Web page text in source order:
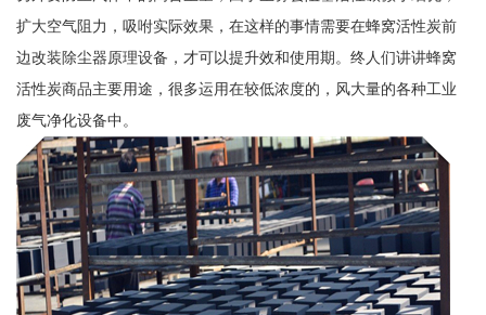
扩大空气阻力，吸咐实际效果，在这样的事情需要在蜂窝活性炭前
边改装除尘器原理设备，才可以提升效和使用期。终人们讲讲蜂窝
活性炭商品主要用途，很多运用在较低浓度的，风大量的各种工业
废气净化设备中。